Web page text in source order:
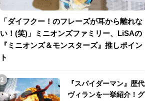
「ダイフクー！のフレーズが耳から離れな
い！(笑)」ミニオンズファミリー、LiSAの
『ミニオンズ＆モンスターズ』推しポイン
ト
『スパイダーマン』歴代
ヴィランを一挙紹介！グ